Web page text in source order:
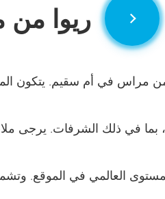
ريوا
العالمي في الموقع.